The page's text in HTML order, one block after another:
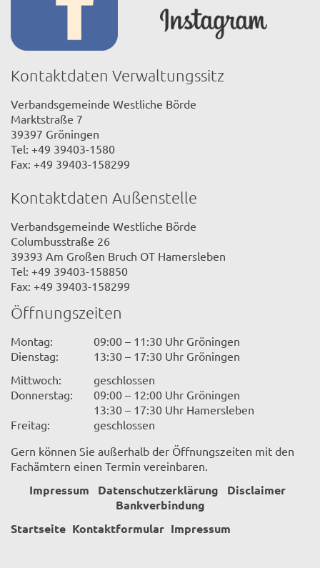
Kontaktdaten Verwaltungssitz
Verbandsgemeinde Westliche Börde
Marktstraße 7
39397 Gröningen
Tel: +49 39403-1580
Fax: +49 39403-158299
Kontaktdaten Außenstelle
Verbandsgemeinde Westliche Börde
Columbusstraße 26
39393 Am Großen Bruch OT Hamersleben
Tel: +49 39403-158850
Fax: +49 39403-158299
Öffnungszeiten
Montag:
09:00 – 11:30 Uhr Gröningen
Dienstag:
13:30 – 17:30 Uhr Gröningen
Mittwoch:
geschlossen
Donnerstag:
09:00 – 12:00 Uhr Gröningen
13:30 – 17:30 Uhr Hamersleben
Freitag:
geschlossen
Gern können Sie außerhalb der Öffnungszeiten mit den
Fachämtern einen Termin vereinbaren.
Impressum Datenschutzerklärung
Disclaimer
Bankverbindung
Startseite Kontaktformular Impressum